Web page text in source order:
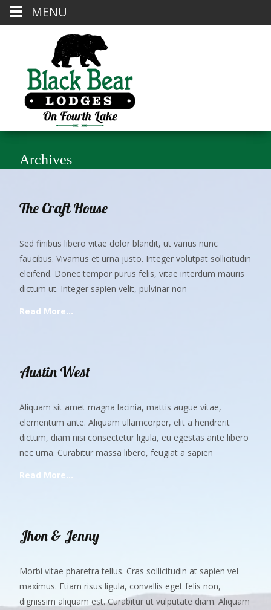
Archives
The Craft House
Sed finibus libero vitae dolor blandit, ut varius nunc
faucibus. Vivamus et urna justo. Integer volutpat sollicitudin
eleifend. Donec tempor purus felis, vitae interdum mauris
dictum ut. Integer sapien velit, pulvinar non
Read More…
Austin West
Aliquam sit amet magna lacinia, mattis augue vitae,
elementum ante. Aliquam ullamcorper, elit a hendrerit
dictum, diam nisi consectetur ligula, eu egestas ante libero
nec urna. Curabitur massa libero, feugiat a sapien
Read More…
Jhon & Jenny
Morbi vitae pharetra tellus. Cras sollicitudin at sapien vel
maximus. Etiam risus ligula, convallis eget felis non,
dignissim aliquam est. Curabitur ut vulputate diam. Aliquam
MENU